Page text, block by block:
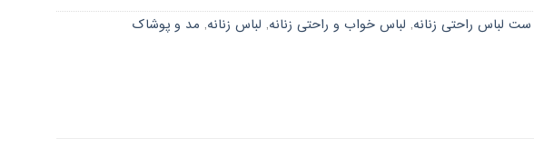
ست لباس راحتی زنانه, لباس خواب و راحتی زنانه, لباس زنانه, مد و پوشاک